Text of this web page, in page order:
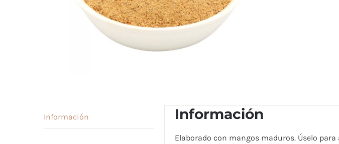
Información Información
Elaborado con mangos maduros. Úselo